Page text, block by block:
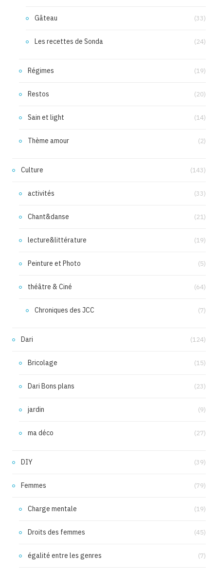
Gâteau (33)
Les recettes de Sonda (24)
Régimes (19)
Restos (20)
Sain et light (14)
Thème amour (2)
Culture (143)
activités (33)
Chant&danse (21)
lecture&littérature (19)
Peinture et Photo (5)
théâtre & Ciné (64)
Chroniques des JCC (7)
Dari (124)
Bricolage (15)
Dari Bons plans (23)
jardin (9)
ma déco (27)
DIY (39)
Femmes (79)
Charge mentale (19)
Droits des femmes (45)
égalité entre les genres (7)